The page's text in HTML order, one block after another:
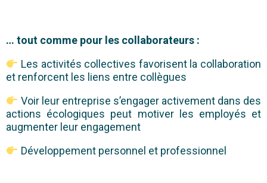
… tout comme pour les collaborateurs :
Les activités collectives favorisent la collaboration
et renforcent les liens entre collègues
Voir leur entreprise s’engager activement dans des
actions écologiques peut motiver les employés et
augmenter leur engagement
Développement personnel et professionnel